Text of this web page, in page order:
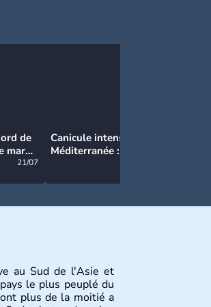
de
mardi
21/07
Canicule intense en
Méditerranée : près de 50°C
au Sud de l'Asie et
le plus peuplé du
plus de la moitié a